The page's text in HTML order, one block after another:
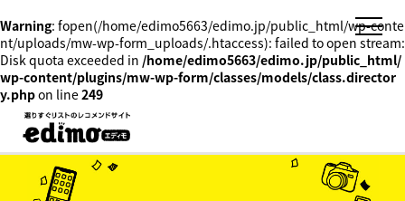
Warning: fopen(/home/edimo5663/edimo.jp/public_html/wp-conte
nt/uploads/mw-wp-form_uploads/.htaccess): failed to open stream:
Disk quota exceeded in /home/edimo5663/edimo.jp/public_html/
wp-content/plugins/mw-wp-form/classes/models/class.director
y.phpon line249